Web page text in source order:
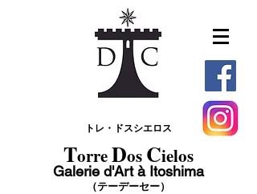
トレ・ドスシエロス
TorreDos Cielos
Galerie d'Art à Itoshima
（テーデーセー）